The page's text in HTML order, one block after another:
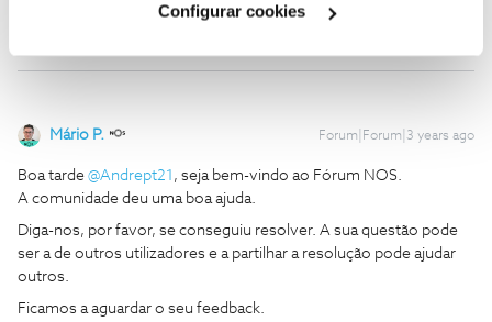
Configurar cookies
Mário P. Forum|Forum|3 years ago
Boa tarde @Andrept21 , seja bem-vindo ao Fórum NOS.
A comunidade deu uma boa ajuda.
Diga-nos, por favor, se conseguiu resolver. A sua questão pode
ser a de outros utilizadores e a partilhar a resolução pode ajudar
outros.
Ficamos a aguardar o seu feedback.